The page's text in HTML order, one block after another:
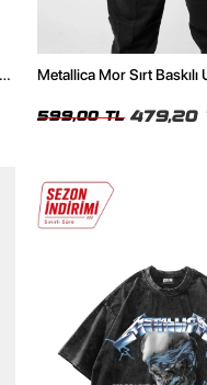
Metallica Mor Sırt Baskılı
599,00 TL 479,20